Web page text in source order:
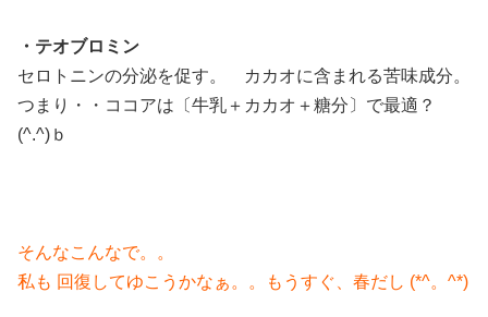
・テオブロミン
セロトニンの分泌を促す。 カカオに含まれる苦味成分。
つまり・・ココアは〔牛乳＋カカオ＋糖分〕で最適？
(^.^)ｂ
そんなこんなで。。
私も 回復してゆこうかなぁ。。もうすぐ、春だし (*^。^*)